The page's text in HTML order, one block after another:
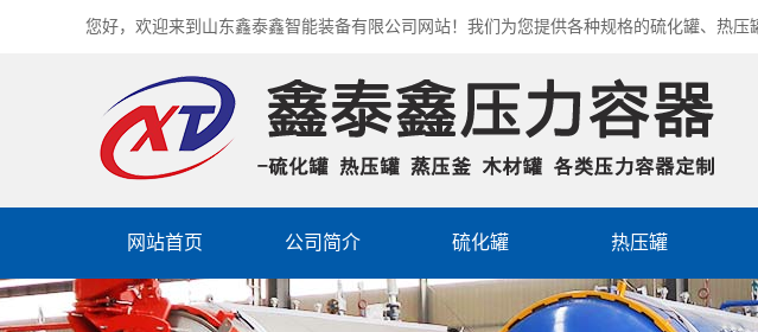
您好，欢迎来到山东鑫泰鑫智能装备有限公司网站！我们为您提供各种规格的硫化罐、热压
网站首页 公司简介 硫化罐 热压罐